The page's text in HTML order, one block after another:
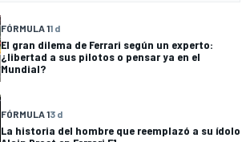
FÓRMULA 11 d
El gran dilema de Ferrari según un experto:
¿libertad a sus pilotos o pensar ya en el
Mundial?
FÓRMULA 13 d
La historia del hombre que reemplazó a su ídolo